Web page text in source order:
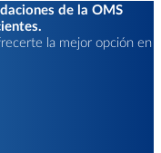
de la OMS
la mejor opción en